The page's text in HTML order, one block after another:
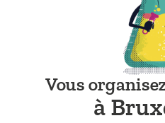
Vous
à